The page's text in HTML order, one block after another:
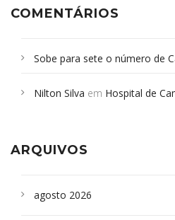
COMENTÁRIOS
Sobe para sete o número de
Campoformosenses que
Nilton Silva em Hospital de
ARQUIVOS
agosto 2026